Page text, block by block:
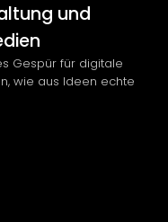
und
Gespür für digitale
wie aus Ideen echte